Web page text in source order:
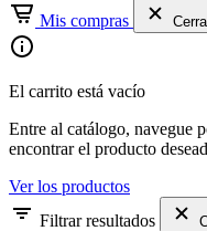
Mis compras
El carrito está vacío
Entre al catálogo, navegue
encontrar el producto
Ver los productos
Filtrar resultados